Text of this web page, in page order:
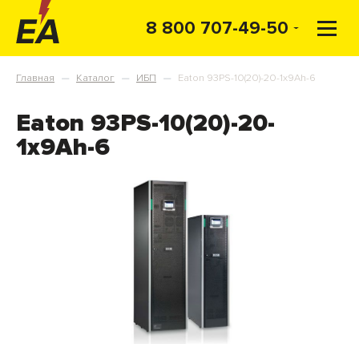
8 800 707-49-50
Главная — Каталог — ИБП — Eaton 93PS-10(20)-20-1x9Ah-6
Eaton 93PS-10(20)-20-
1x9Ah-6